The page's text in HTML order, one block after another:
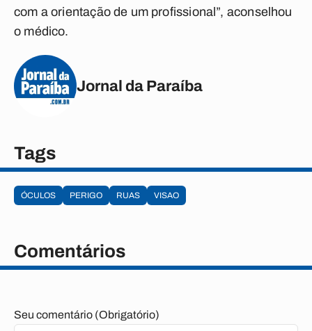
com a orientação de um profissional”, aconselhou
o médico.
Jornal da Paraíba
Tags
ÓCULOS PERIGO RUAS VISAO
Comentários
Seu comentário (Obrigatório)